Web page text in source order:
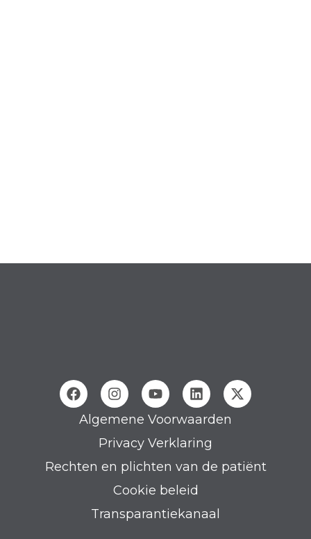
Algemene Voorwaarden
Privacy Verklaring
Rechten en plichten van de patiënt
Cookie beleid
Transparantiekanaal